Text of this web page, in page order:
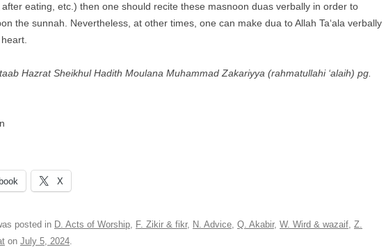
eating, etc.) then one should recite these masnoon duas verbally in order to
the sunnah. Nevertheless, at other times, one can make dua to Allah Ta‘ala verbally
Hazrat Sheikhul Hadith Moulana Muhammad Zakariyya (rahmatullahi ‘alaih) pg.
X
posted in D. Acts of Worship, F. Zikir & fikr, N. Advice, Q. Akabir, W. Wird & wazaif, Z.
on July 5, 2024.